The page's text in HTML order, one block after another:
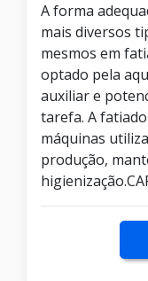
A forma
mais diversos
mesmos em
optado pela
auxiliar e
tarefa. A
máquinas
produção,